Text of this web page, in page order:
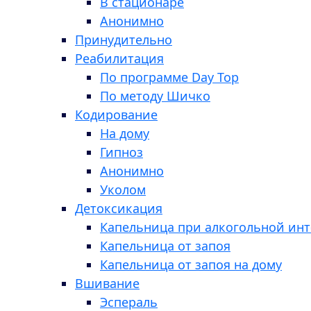
Анонимно
Принудительно
Реабилитация
По программе Day Top
По методу Шичко
Кодирование
На дому
Гипноз
Анонимно
Уколом
Детоксикация
Капельница при алкогольной
Капельница от запоя
Капельница от запоя на дому
Вшивание
Эспераль